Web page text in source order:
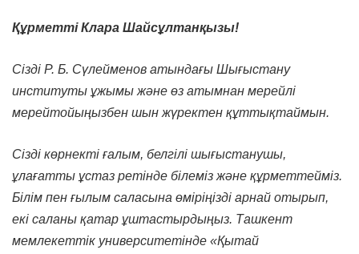
Құрметті Клара Шайсұлтанқызы!
Сізді Р. Б. Сүлейменов атындағы Шығыстану
институты ұжымы және өз атымнан мерейлі
мерейтойыңызбен шын жүректен құттықтаймын.
Сізді көрнекті ғалым, белгілі шығыстанушы,
ұлағатты ұстаз ретінде білеміз және құрметтейміз.
Білім пен ғылым саласына өміріңізді арнай отырып,
екі саланы қатар ұштастырдыңыз. Ташкент
мемлекеттік университетінде «Қытай